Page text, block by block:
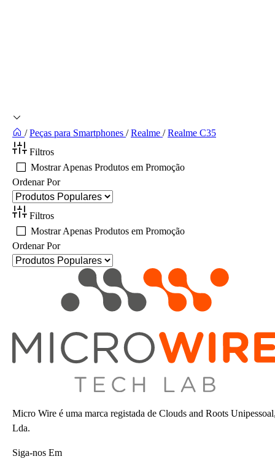
/ Peças para Smartphones / Realme / Realme C35
Filtros
Mostrar Apenas Produtos em Promoção
Ordenar Por
Filtros
Mostrar Apenas Produtos em Promoção
Ordenar Por
Micro Wire é uma marca registada de Clouds and Roots
Lda.
Siga-nos Em